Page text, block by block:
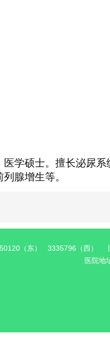
医学硕士。擅长泌尿
腺增生等。
（东） 3335796（西）
医院地